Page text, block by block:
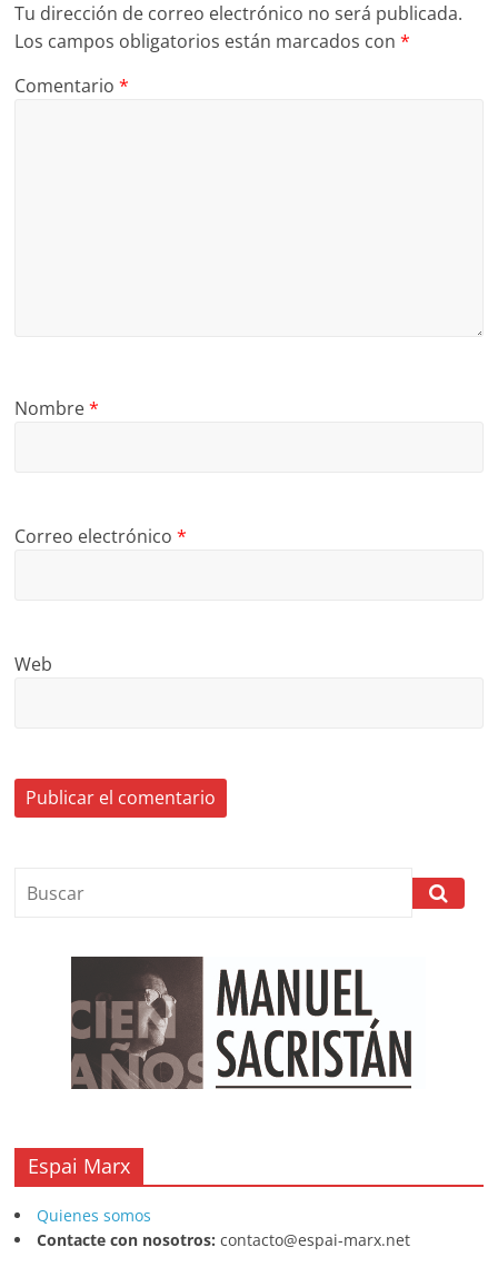
Tu dirección de correo electrónico no será publicada.
Los campos obligatorios están marcados con*
Comentario*
Nombre*
Correo electrónico*
Web
Espai Marx
Quienes somos
Contacte con nosotros: contacto@espai-marx.net